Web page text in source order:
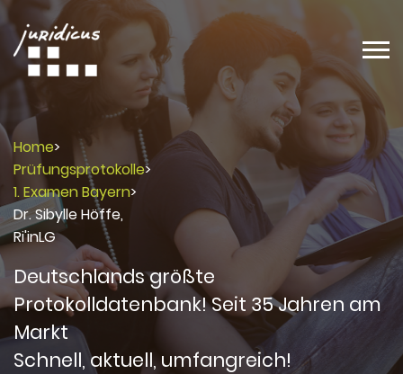
Home>
Prüfungsprotokolle>
1. Examen Bayern>
Dr. Sibylle Höffe,
Ri'inLG
Deutschlands größte
Protokolldatenbank! Seit 35 Jahren am
Markt
Schnell, aktuell, umfangreich!